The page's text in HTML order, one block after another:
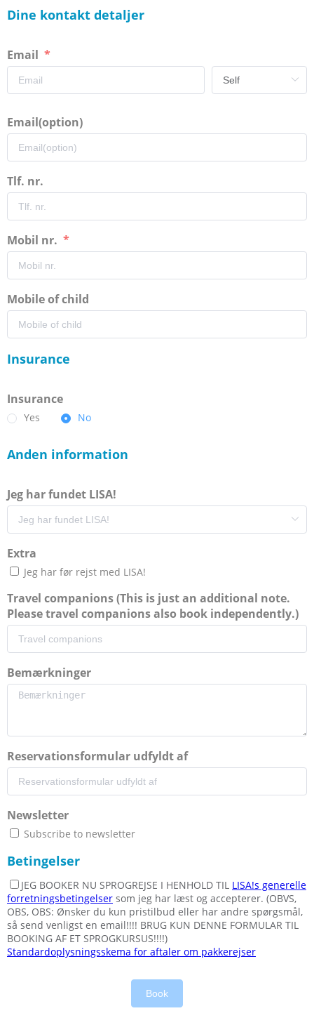
Dine kontakt detaljer
Email
Email(option)
Tlf. nr.
Mobil nr.
Mobile of child
Insurance
Insurance
Yes No
Anden information
Jeg har fundet LISA!
Extra
Jeg har før rejst med LISA!
Travel companions (This is just an additional note.
Please travel companions also book independently.)
Bemærkninger
Reservationsformular udfyldt af
Newsletter
Subscribe to newsletter
Betingelser
JEG BOOKER NU SPROGREJSE I HENHOLD TIL LISA!s generelle
forretningsbetingelser som jeg har læst og accepterer. (OBVS,
OBS, OBS: Ønsker du kun pristilbud eller har andre spørgsmål,
så send venligst en email!!!! BRUG KUN DENNE FORMULAR TIL
BOOKING AF ET SPROGKURSUS!!!!)
Standardoplysningsskema for aftaler om pakkerejser
Book